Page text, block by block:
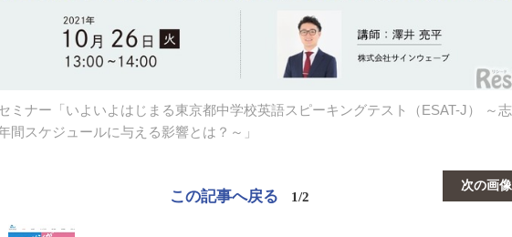
ミナー「いよいよはじまる東京都中学校英語スピーキングテスト（ESAT-J） ～志
間スケジュールに与える影響とは？～」
次の画像
この記事へ戻る 1/2